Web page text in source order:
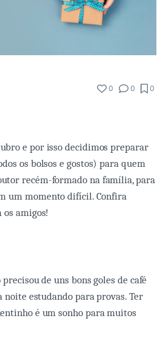
0 0 0
e por isso decidimos preparar
os bolsos e gostos) para quem
recém-formado na família, para
um momento difícil. Confira
os amigos!
de uns bons goles de café
estudando para provas. Ter
é um sonho para muitos